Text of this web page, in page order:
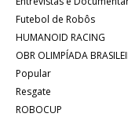
Futebol de Robôs
HUMANOID RACING
OBR OLIMPÍADA
Popular
Resgate
ROBOCUP